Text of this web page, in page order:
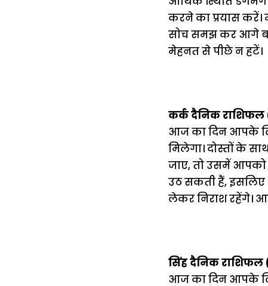
करने का प्रयास
सोच समझ कर आगे
मेहनत से पीछे न हटें।
कर्क दैनिक राशिफल
आज का दिन आपके
मिलेगा। दोस्तों के
जाए, तो उसमें आपको
उठ सकती हैं, इसलिए
लेकर निराश रहेंगे।
सिंह दैनिक राशिफल
आज का दिन आपके